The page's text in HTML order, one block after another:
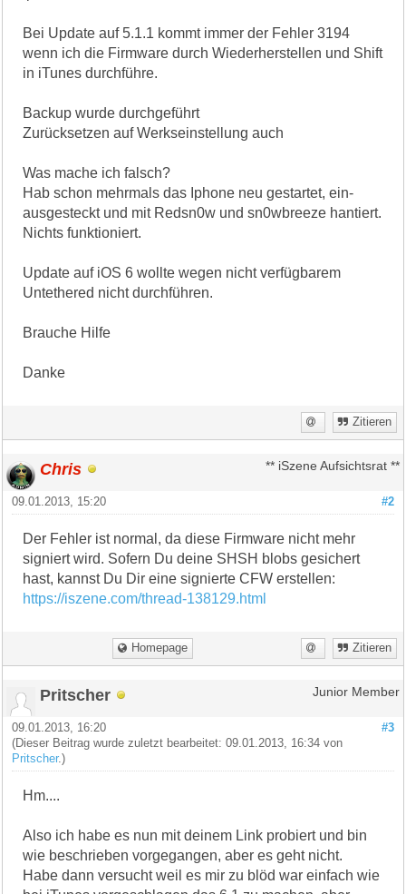
Bei Update auf 5.1.1 kommt immer der Fehler 3194
wenn ich die Firmware durch Wiederherstellen und Shift
in iTunes durchführe.
Backup wurde durchgeführt
Zurücksetzen auf Werkseinstellung auch
Was mache ich falsch?
Hab schon mehrmals das Iphone neu gestartet, ein-
ausgesteckt und mit Redsn0w und sn0wbreeze hantiert.
Nichts funktioniert.
Update auf iOS 6 wollte wegen nicht verfügbarem
Untethered nicht durchführen.
Brauche Hilfe
Danke
Zitieren
Chris ** iSzene Aufsichtsrat **
#2
09.01.2013, 15:20
Der Fehler ist normal, da diese Firmware nicht mehr
signiert wird. Sofern Du deine SHSH blobs gesichert
hast, kannst Du Dir eine signierte CFW erstellen:
https://iszene.com/thread-138129.html
Homepage Zitieren
Pritscher Junior Member
#3
09.01.2013, 16:20
(Dieser Beitrag wurde zuletzt bearbeitet: 09.01.2013, 16:34 von
Pritscher.)
Hm....
Also ich habe es nun mit deinem Link probiert und bin
wie beschrieben vorgegangen, aber es geht nicht.
Habe dann versucht weil es mir zu blöd war einfach wie